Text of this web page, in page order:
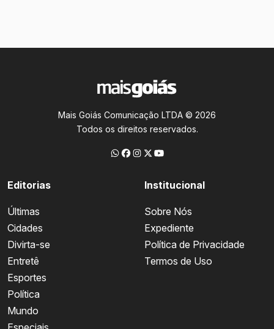
Mais Goiás Comunicação LTDA © 2026
Todos os direitos reservados.
Editorias
Últimas
Cidades
Divirta-se
Entretê
Esportes
Política
Mundo
Institucional
Sobre Nós
Expediente
Política de Privacidade
Termos de Uso